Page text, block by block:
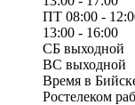
ПТ 08:00 -
13:00 - 16:00
СБ выходной
ВС выходной
Время в
Ростелеком